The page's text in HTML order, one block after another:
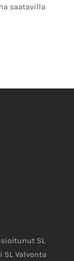
saatavilla
SL
SL Valvonta